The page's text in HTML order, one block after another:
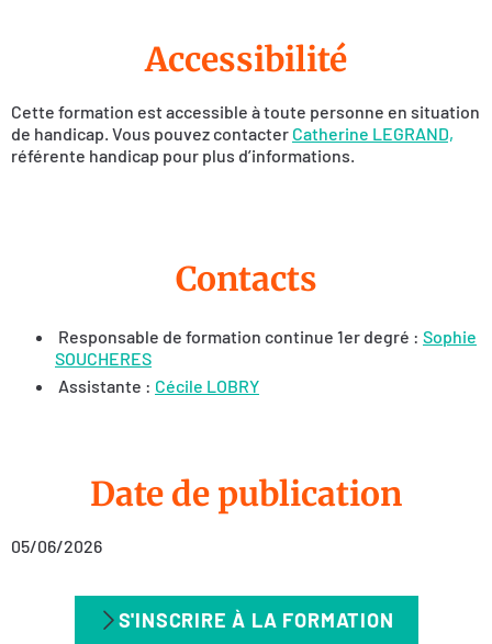
Accessibilité
Cette formation est accessible à toute personne en situation
de handicap. Vous pouvez contacter Catherine LEGRAND,
référente handicap pour plus d’informations.
Contacts
Responsable de formation continue 1er degré : Sophie
SOUCHERES
Assistante : Cécile LOBRY
Date de publication
05/06/2026
S'INSCRIRE À LA FORMATION